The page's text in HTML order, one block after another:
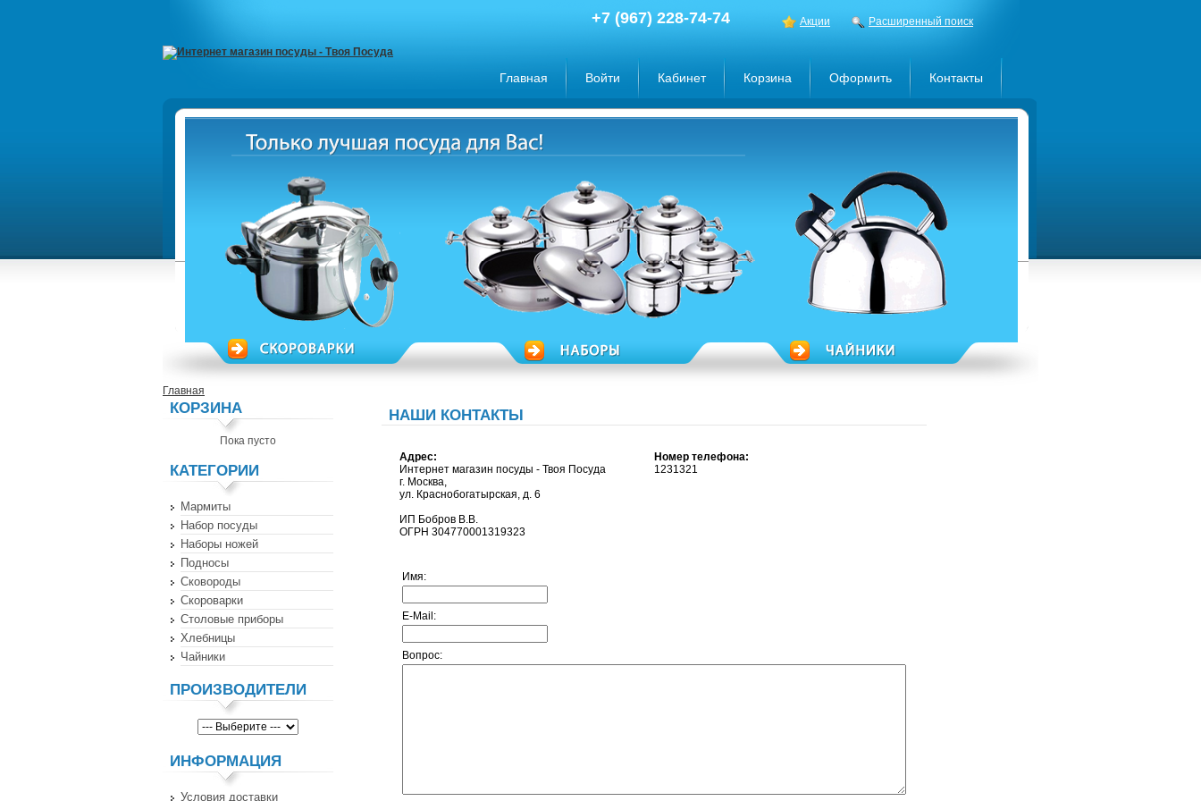
+7 (967) 228-74-74 Акции Расширенный поиск
Главная Войти Кабинет Корзина Оформить Контакты
Главная
КОРЗИНА
Пока пусто
КАТЕГОРИИ
Мармиты
Набор посуды
Наборы ножей
Подносы
Сковороды
Скороварки
Столовые приборы
Хлебницы
Чайники
ПРОИЗВОДИТЕЛИ
ИНФОРМАЦИЯ
Условия доставки
НАШИ КОНТАКТЫ
Адрес:
Интернет магазин посуды - Твоя Посуда
г. Москва,
ул. Краснобогатырская, д. 6
ИП Бобров В.В.
ОГРН 304770001319323
Номер телефона:
1231321
Имя:
E-Mail:
Вопрос: